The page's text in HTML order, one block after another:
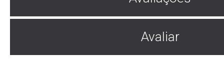
Avaliar